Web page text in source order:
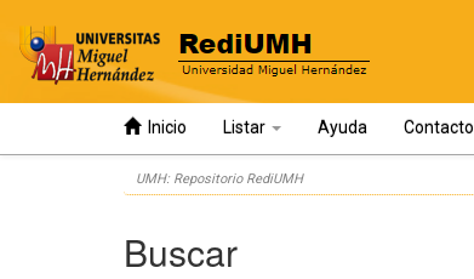
Inicio Listar Ayuda Contacto
UMH: Repositorio RediUMH
Buscar